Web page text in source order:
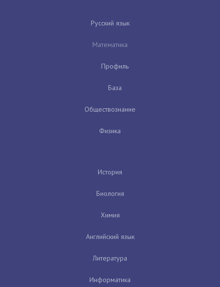
Русский язык
Математика
Профиль
База
Обществознание
Физика
История
Биология
Химия
Английский язык
Литература
Информатика